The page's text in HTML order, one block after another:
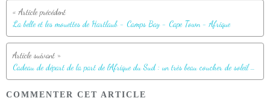
La belle et les mouettes de Hartlaub - Camps Bay - Cape Town - Afrique
Cadeau de départ de la part de l'Afrique du Sud : un très beau coucher de soleil - Camps Bay - Le Cap
COMMENTER CET ARTICLE